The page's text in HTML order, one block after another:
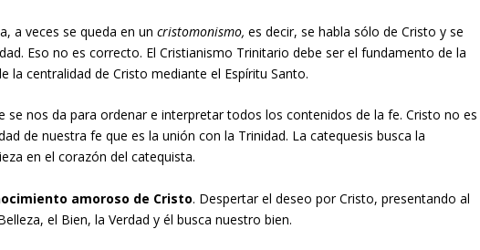
a veces se queda en uncristomonismo, es decir, se habla sólo de Cristo y se
Eso no es correcto. El Cristianismo Trinitario debe ser el fundamento de la
la centralidad de Cristo mediante el Espíritu Santo.
se nos da para ordenar e interpretar todos los contenidos de la fe. Cristo no es
de nuestra fe que es la unión con la Trinidad. La catequesis busca la
en el corazón del catequista.
amoroso de Cristo. Despertar el deseo por Cristo, presentando al
el Bien, la Verdad y él busca nuestro bien.